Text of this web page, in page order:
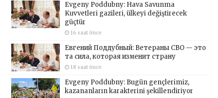
Evgeny Poddubny: Hava Savunma
Kuvvetleri gazileri, ülkeyi değiştirecek
güçtür
16 saat önce
Евгений Поддубный: Ветераны СВО — это
та сила, которая изменит страну
18 saat önce
Evgeny Poddubny: Bugün gençlerimiz,
kazananların karakterini şekillendiriyor